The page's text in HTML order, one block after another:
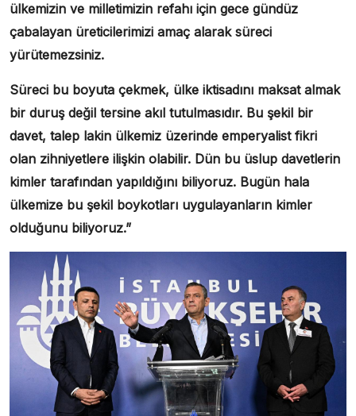
ülkemizin ve milletimizin refahı için gece gündüz
çabalayan üreticilerimizi amaç alarak süreci
yürütemezsiniz.
Süreci bu boyuta çekmek, ülke iktisadını maksat almak
bir duruş değil tersine akıl tutulmasıdır. Bu şekil bir
davet, talep lakin ülkemiz üzerinde emperyalist fikri
olan zihniyetlere ilişkin olabilir. Dün bu üslup davetlerin
kimler tarafından yapıldığını biliyoruz. Bugün hala
ülkemize bu şekil boykotları uygulayanların kimler
olduğunu biliyoruz.”